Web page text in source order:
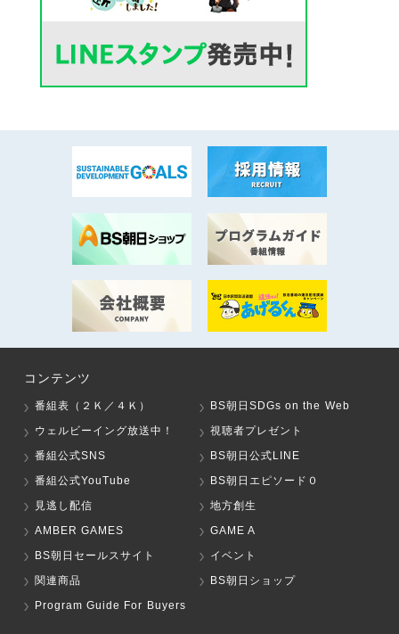
コンテンツ
番組表（２Ｋ／４Ｋ）
BS朝日SDGs on the Web
ウェルビーイング放送中！
視聴者プレゼント
番組公式SNS
BS朝日公式LINE
番組公式YouTube
BS朝日エピソード０
見逃し配信
地方創生
AMBER GAMES
GAME A
BS朝日セールスサイト
イベント
関連商品
BS朝日ショップ
Program Guide For Buyers